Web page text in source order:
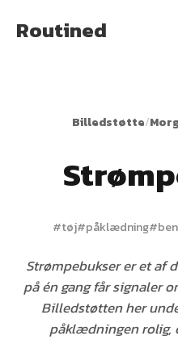
Routined
Billedstøtte/
#tøj#påklædning#ben
Strømpebukser er et af
på én gang får signaler
Billedstøtten her
påklædningen rolig,